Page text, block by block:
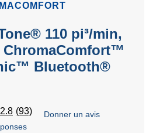
110 pi³/min,
ChromaComfort™
Bluetooth®
2.8 (93)
Donner un avis